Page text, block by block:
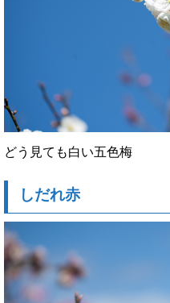
どう見ても白い五色梅
しだれ赤